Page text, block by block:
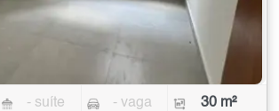
- suíte - vaga 30 m²